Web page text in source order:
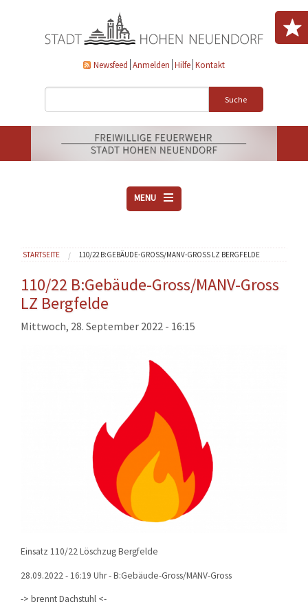
Newsfeed Anmelden Hilfe Kontakt
Suche
MENU
VEREINE
AKTUELLES
KONTAKT
EINSÄTZE
Sie sind hier
STARTSEITE 110/22 B:GEBÄUDE-GROSS/MANV-GROSS LZ BERGFELDE
110/22 B:Gebäude-Gross/MANV-Gross
LZ Bergfelde
Mittwoch, 28. September 2022 - 16:15
Einsatz 110/22 Löschzug Bergfelde
28.09.2022 - 16:19 Uhr - B:Gebäude-Gross/MANV-Gross
-> brennt Dachstuhl <-